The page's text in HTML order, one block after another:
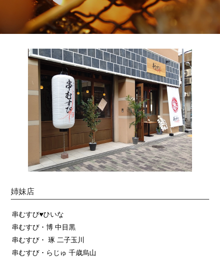
姉妹店
串むすび♥ひいな
串むすび・博 中目黒
串むすび・ 琢 二子玉川
串むすび・らじゅ 千歳烏山